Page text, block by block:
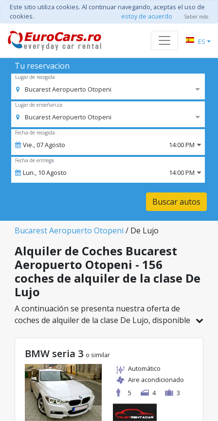
Este sitio utiliza cookies. Al continuar navegando, aceptas el uso de
cookies.
estoy de acuerdo Saber más
ES
Tu reservacion
Lugar de recogida
Bucarest Aeropuerto Otopeni
Lugar de enseñanza
Bucarest Aeropuerto Otopeni
Fecha de recogida
Vie.,07Agosto 14:00 PM
Fecha de entrega
Lun., 10Agosto 14:00 PM
Buscar autos
Bucarest Aeropuerto Otopeni / De Lujo
Alquiler de Coches Bucarest
Aeropuerto Otopeni - 156
coches de alquiler de la clase De
Lujo
A continuación se presenta nuestra oferta de
coches de alquiler de la clase De Lujo, disponible
modelo ideal de la categoría seleccionada, con
tarifas excelentes desde solo 32€/día.
BMW seria 3 o similar
Automático
Aire acondicionado
5
4 3